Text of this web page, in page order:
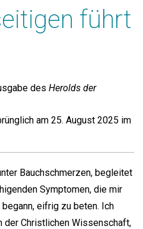
führt
des Herolds der
am 25. August 2025 im
Bauchschmerzen, begleitet
Symptomen, die mir
eifrig zu beten. Ich
der Christlichen Wissenschaft,